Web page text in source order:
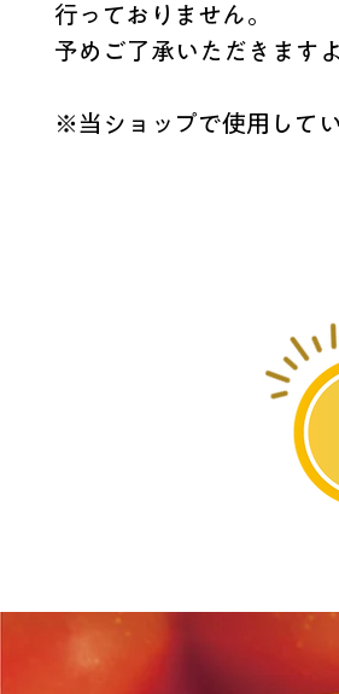
行っておりません。
予めご了承いただきます
※当ショップで使用して